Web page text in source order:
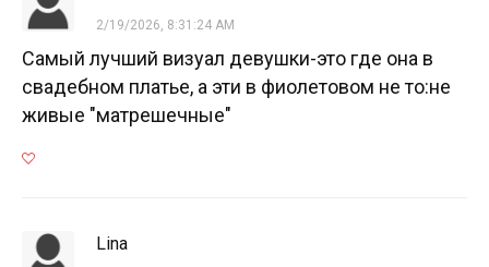
2/19/2026, 8:31:24 AM
Самый лучший визуал девушки-это где она в
свадебном платье, а эти в фиолетовом не то:не
живые "матрешечные"
Lina